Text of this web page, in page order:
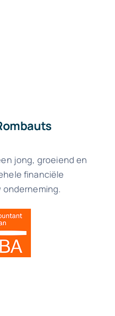
jong, groeiend en
financiële